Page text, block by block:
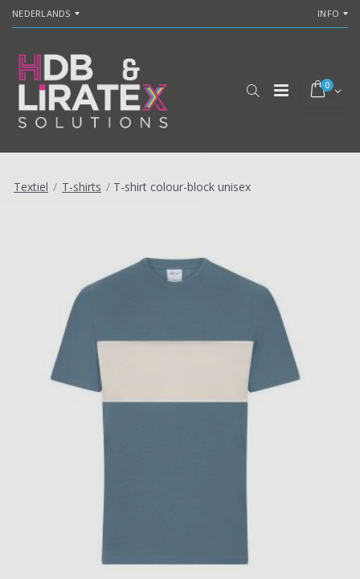
NEDERLANDS INFO
0
Textiel / T-shirts / T-shirt colour-block unisex